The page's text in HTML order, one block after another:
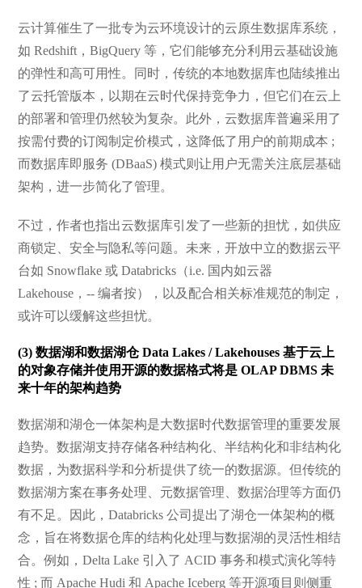
云计算催生了一批专为云环境设计的云原生数据库系统，
如 Redshift，BigQuery 等，它们能够充分利用云基础设施
的弹性和高可用性。同时，传统的本地数据库也陆续推出
了云托管版本，以期在云时代保持竞争力，但它们在云上
的部署和管理仍然较为复杂。此外，云数据库普遍采用了
按需付费的订阅制定价模式，这降低了用户的前期成本 ;
而数据库即服务 (DBaaS) 模式则让用户无需关注底层基础
架构，进一步简化了管理。
不过，作者也指出云数据库引发了一些新的担忧，如供应
商锁定、安全与隐私等问题。未来，开放中立的数据云平
台如 Snowflake 或 Databricks（i.e. 国内如云器
Lakehouse，-- 编者按），以及配合相关标准规范的制定，
或许可以缓解这些担忧。
(3) 数据湖和数据湖仓 Data Lakes / Lakehouses 基于云上
的对象存储并使用开源的数据格式将是 OLAP DBMS 未
来十年的架构趋势
数据湖和湖仓一体架构是大数据时代数据管理的重要发展
趋势。数据湖支持存储各种结构化、半结构化和非结构化
数据，为数据科学和分析提供了统一的数据源。但传统的
数据湖方案在事务处理、元数据管理、数据治理等方面仍
有不足。因此，Databricks 公司提出了湖仓一体架构的概
念，旨在将数据仓库的结构化处理与数据湖的灵活性相结
合。例如，Delta Lake 引入了 ACID 事务和模式演化等特
性 ; 而 Apache Hudi 和 Apache Iceberg 等开源项目则侧重